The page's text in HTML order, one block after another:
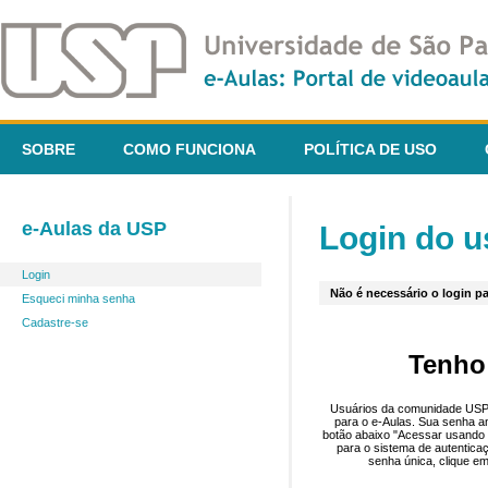
SOBRE COMO FUNCIONA POLÍTICA DE USO
e-Aulas da USP
Login
Esqueci minha senha
Cadastre-se
Login do
Não é necessário o login
Usuários da comunidade
para o e-Aulas. Sua senha
botão abaixo "Acessar
para o sistema de
senha única, clique